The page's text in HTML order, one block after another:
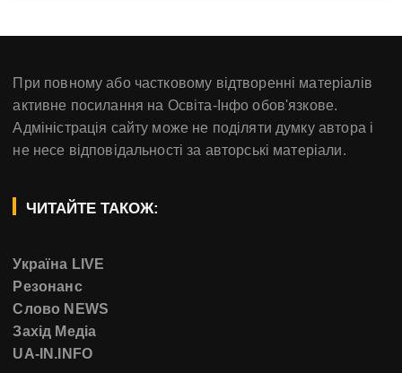
При повному або частковому відтворенні матеріалів
активне посилання на Освіта-Інфо обов'язкове.
Адміністрація сайту може не поділяти думку автора і
не несе відповідальності за авторські матеріали.
ЧИТАЙТЕ ТАКОЖ:
Україна LIVE
Резонанс
Слово NEWS
Захід Медіа
UA-IN.INFO